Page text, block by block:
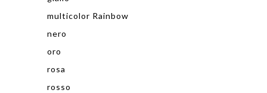
multicolor Rainbow
nero
oro
rosa
rosso